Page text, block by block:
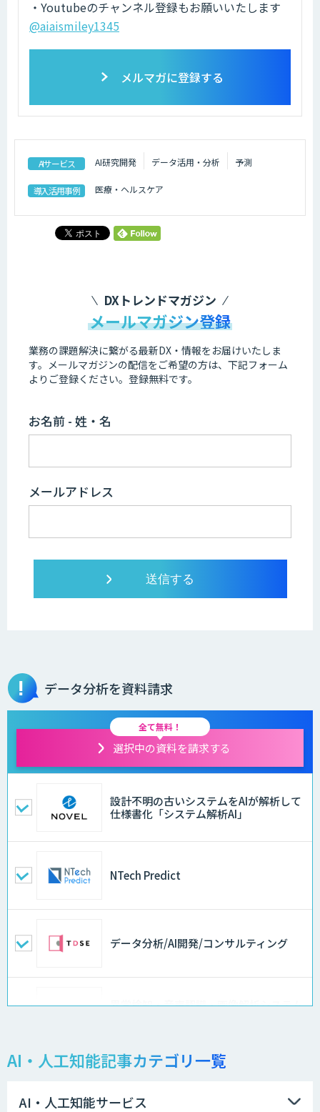
・Youtubeのチャンネル登録もお願いいたします
@aiaismiley1345
メルマガに登録する
AIサービス AI研究開発 データ活用・分析 予測
導入活用事例 医療・ヘルスケア
DXトレンドマガジン
メールマガジン登録
業務の課題解決に繋がる最新DX・情報をお届けいたしま
す。 メールマガジンの配信をご希望の方は、下記フォーム
よりご登録ください。登録無料です。
お名前 - 姓・名
メールアドレス
データ分析を資料請求
全て無料！
選択中の資料を請求する
設計不明の古いシステムをAIが解析して
仕様書化「システム解析AI」
NTech Predict
データ分析/AI開発/コンサルティング
異常検知・音声認識・画像解析システム
物品輸出から留学生・研究者のバックチ
AI・人工知能記事カテゴリ一覧
AI・人工知能サービス